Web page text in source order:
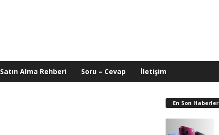
Satın Alma Rehberi Soru – Cevap İletişim
En Son Haberler